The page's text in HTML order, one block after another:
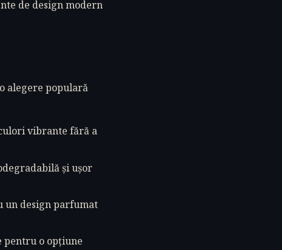
de design modern
alegere populară
vibrante fără a
și ușor
un design parfumat
pentru o opțiune